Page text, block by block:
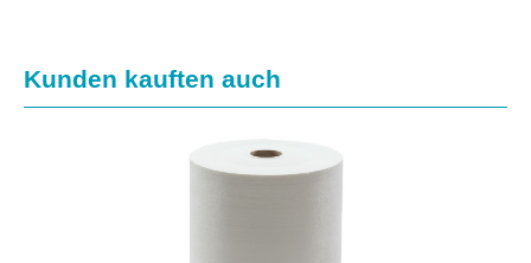
Produktgalerie überspringen
Kunden kauften auch